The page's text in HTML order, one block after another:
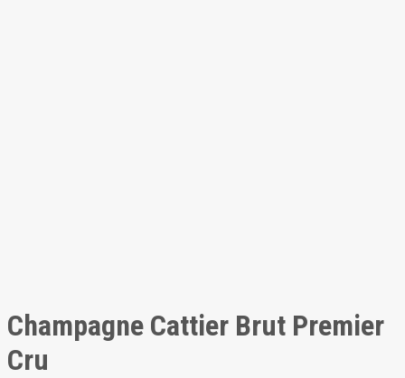
Champagne Cattier Brut Premier
Cru